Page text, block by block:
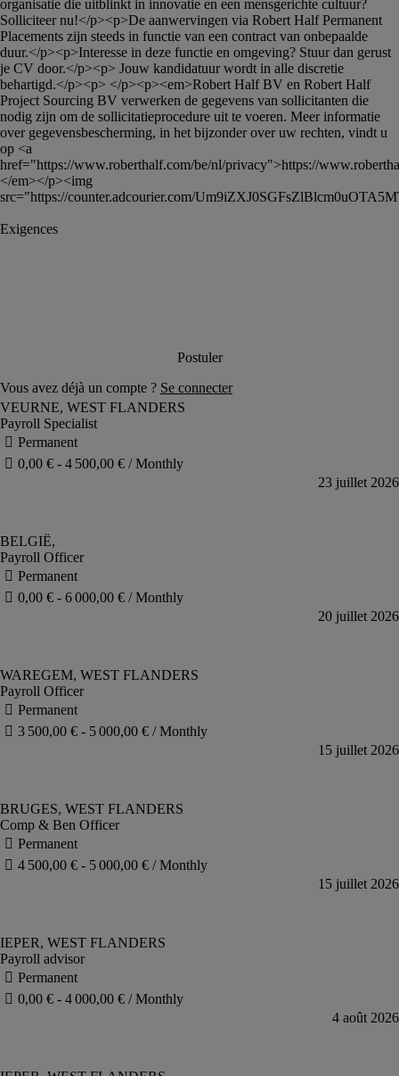
organisatie die uitblinkt in innovatie en een mensgerichte cultuur?
Solliciteer nu!</p><p>De aanwervingen via Robert Half Permanent
Placements zijn steeds in functie van een contract van onbepaalde
duur.</p><p>Interesse in deze functie en omgeving? Stuur dan gerust
je CV door.</p><p> Jouw kandidatuur wordt in alle discretie
behartigd.</p><p> </p><p><em>Robert Half BV en Robert Half
Project Sourcing BV verwerken de gegevens van sollicitanten die
nodig zijn om de sollicitatieprocedure uit te voeren. Meer informatie
over gegevensbescherming, in het bijzonder over uw rechten, vindt u
op <a
href="https://www.roberthalf.com/be/nl/privacy">https://
</em></p><img
src="https://counter.adcourier.com/
Payroll Specialist
Payroll Officer
Payroll Officer
Comp & Ben Officer
Payroll advisor